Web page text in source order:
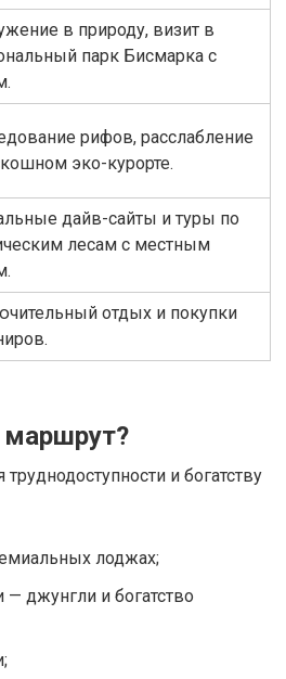
в природу, визит в
парк Бисмарка с
рифов, расслабление
эко-курорте.
дайв-сайты и туры по
лесам с местным
отдых и покупки
маршрут?
и богатству
лоджах;
джунгли и богатство